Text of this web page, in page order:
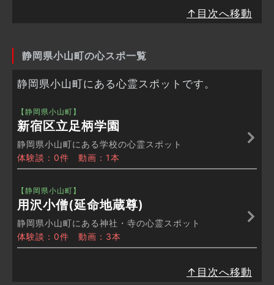
↑目次へ移動
静岡県小山町の心スポ一覧
静岡県小山町にある心霊スポットです。
【静岡県小山町】
新宿区立足柄学園
静岡県小山町にある学校の心霊スポット
体験談：0件 動画：1本
【静岡県小山町】
用沢小僧(延命地蔵尊)
静岡県小山町にある神社・寺の心霊スポット
体験談：0件 動画：3本
↑目次へ移動